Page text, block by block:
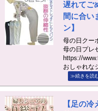
遅れてご
間に合い
ン】
母の日クー
母の日プレ
https://
おしゃれな
≫続きを読
【足の